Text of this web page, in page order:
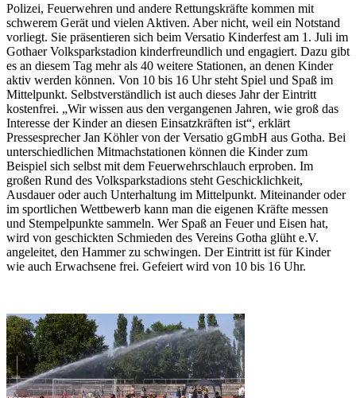
Polizei, Feuerwehren und andere Rettungskräfte kommen mit
schwerem Gerät und vielen Aktiven. Aber nicht, weil ein Notstand
vorliegt. Sie präsentieren sich beim Versatio Kinderfest am 1. Juli im
Gothaer Volksparkstadion kinderfreundlich und engagiert. Dazu gibt
es an diesem Tag mehr als 40 weitere Stationen, an denen Kinder
aktiv werden können. Von 10 bis 16 Uhr steht Spiel und Spaß im
Mittelpunkt. Selbstverständlich ist auch dieses Jahr der Eintritt
kostenfrei. „Wir wissen aus den vergangenen Jahren, wie groß das
Interesse der Kinder an diesen Einsatzkräften ist“, erklärt
Pressesprecher Jan Köhler von der Versatio gGmbH aus Gotha. Bei
unterschiedlichen Mitmachstationen können die Kinder zum
Beispiel sich selbst mit dem Feuerwehrschlauch erproben. Im
großen Rund des Volksparkstadions steht Geschicklichkeit,
Ausdauer oder auch Unterhaltung im Mittelpunkt. Miteinander oder
im sportlichen Wettbewerb kann man die eigenen Kräfte messen
und Stempelpunkte sammeln. Wer Spaß an Feuer und Eisen hat,
wird von geschickten Schmieden des Vereins Gotha glüht e.V.
angeleitet, den Hammer zu schwingen. Der Eintritt ist für Kinder
wie auch Erwachsene frei. Gefeiert wird von 10 bis 16 Uhr.